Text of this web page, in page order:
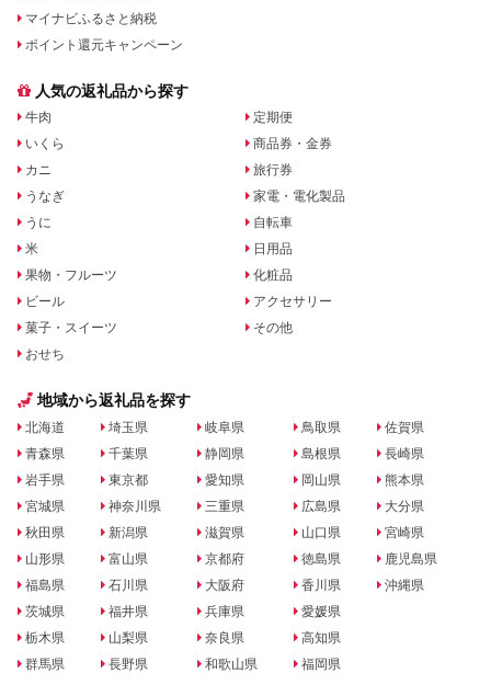
マイナビふるさと納税
ポイント還元キャンペーン
人気の返礼品から探す
牛肉
いくら
カニ
うなぎ
うに
米
果物・フルーツ
ビール
菓子・スイーツ
おせち
定期便
商品券・金券
旅行券
家電・電化製品
自転車
日用品
化粧品
アクセサリー
その他
地域から返礼品を探す
北海道
青森県
岩手県
宮城県
秋田県
山形県
福島県
茨城県
栃木県
群馬県
埼玉県
千葉県
東京都
神奈川県
新潟県
富山県
石川県
福井県
山梨県
長野県
岐阜県
静岡県
愛知県
三重県
滋賀県
京都府
大阪府
兵庫県
奈良県
和歌山県
鳥取県
島根県
岡山県
広島県
山口県
徳島県
香川県
愛媛県
高知県
福岡県
佐賀県
長崎県
熊本県
大分県
宮崎県
鹿児島県
沖縄県